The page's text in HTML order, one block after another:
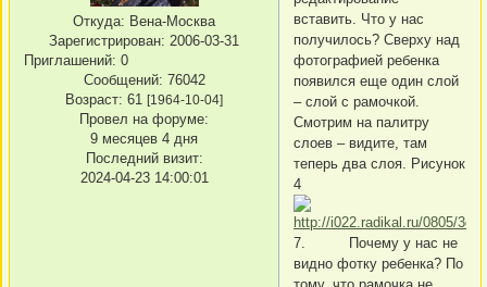
Откуда: Вена-Москва
Зарегистрирован: 2006-03-31
Приглашений: 0
Сообщений: 76042
Возраст: 61 [1964-10-04]
Провел на форуме:
9 месяцев 4 дня
Последний визит:
2024-04-23 14:00:01
вставить. Что у нас
получилось? Сверху над
фотографией ребенка
появился еще один слой
– слой с рамочкой.
Смотрим на палитру
слоев – видите, там
теперь два слоя. Рисунок
4
7. Почему у нас не
видно фотку ребенка? По